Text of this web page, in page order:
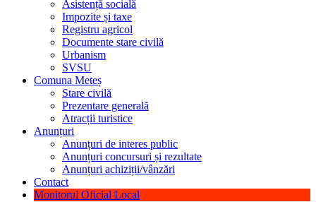
Asistență socială
Impozite și taxe
Registru agricol
Documente stare civilă
Urbanism
SVSU
Comuna Meteș
Stare civilă
Prezentare generală
Atracții turistice
Anunțuri
Anunțuri de interes public
Anunțuri concursuri și rezultate
Anunțuri achiziții/vânzări
Contact
Monitorul Oficial Local